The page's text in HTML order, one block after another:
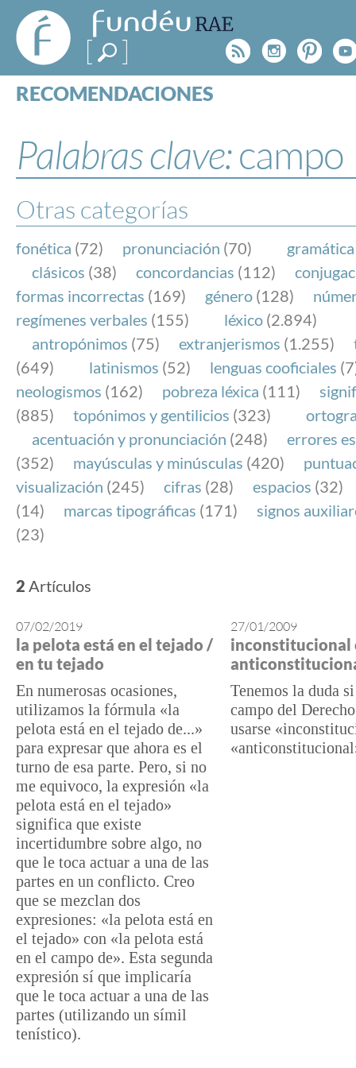
FundéuRAE
- Fundación
del Español
Urgente
Rss
RECOMENDACIONES
ESPECIALES
BLOG
NOTICIAS
SOBRE LA FUNDÉURAE
FundéuRAE es una fundación patrocinada por la
y la Real Academia Española, cuyo objetivo es
el buen uso del español en los medios de
Internet.
Palabras clave:campo
Otras categorías
fonética (72) pronunciación (70) gramática
clásicos (38) concordancias (112)
formas incorrectas (169) género (128)
regímenes verbales (155) léxico (2.894)
antropónimos (75) extranjerismos (1.255)
(649)
latinismos (52) lenguas cooficiales
neologismos (162) pobreza léxica (111)
(885)
topónimos y gentilicios (323)
acentuación y pronunciación (248)
errores
(352)
mayúsculas y minúsculas (420)
visualización (245) cifras (28) espacios (32)
(14)
marcas tipográficas (171)
signos
(23)
2 Artículos
07/02/2019
la pelota está en el tejado /
en tu tejado
En numerosas ocasiones,
utilizamos la fórmula «la
pelota está en el tejado de...»
para expresar que ahora es el
turno de esa parte. Pero, si no
me equivoco, la expresión «la
pelota está en el tejado»
significa que existe
incertidumbre sobre algo, no
que le toca actuar a una de las
partes en un conflicto. Creo
que se mezclan dos
expresiones: «la pelota está en
el tejado» con «la pelota está
en el campo de». Esta segunda
expresión sí que implicaría
que le toca actuar a una de las
partes (utilizando un símil
tenístico).
27/01/2009
inconstitucional
Tenemos la duda
campo del
usarse